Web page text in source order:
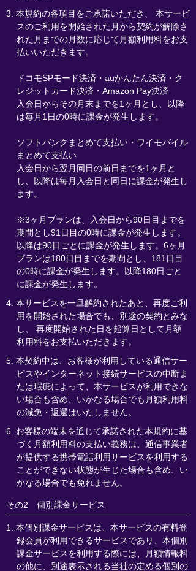
3. 本規約の各項目をご承諾いただき、 本サービ
スのご利用を開始された月から契約が解除さ
れた月までの月数に応じて月額利用料をお支
払いいただきます。
ドコモSPモード決済・auかんたん決済・ク
レジットカード決済・Amazon Pay決済
入会日からその月末までを1ヶ月とし、以降
は毎月1日の0時に課金が発生します。
ソフトバンクまとめて支払い・ワイモバイル
まとめて支払い
入会日から翌月同日の前日までを1ヶ月と
し、以降は毎月入会日と同日に課金が発生し
ます。
※3ヶ月プランは、入会日から90日目までを
期間とし91日目の0時に課金が発生します。
以降は90日ごとに課金が発生します。6ヶ月
プランは180日目までを期間とし、181日目
の0時に課金が発生します。以降180日ごと
に課金が発生します。
4. 本サービスを一旦解約されたあと、再度ご利
用を開始された場合でも、別途の契約とみな
し、 再度開始された日を起算日として月額
利用料をお支払いただきます。
5. 本契約中は、お客様が利用している通信サー
ビスやインターネット接続サービスの中断ま
たは瑕疵によって、本サービスが利用できな
い場合も含め、いかなる場合でも月額利用料
の減免・返還はいたしません。
6. お客様の端末を通じて承諾された本規約に基
づく月額利用料の支払い義務は、通信事業者
が提供する携帯電話利用サービスを利用する
ことができない状態が生じた場合も含め、い
かなる場合でも免れません。
その2 個別課金サービス
1. 本個別課金サービスは、本サービスの有料登
録会員が利用できるサービスであり、本個別
課金サービスを利用する際には、月額情報料
の他に、別途表示される当社の定める個別の